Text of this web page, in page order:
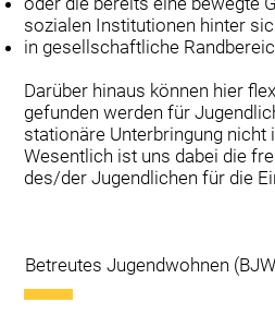
sozialen Institutionen hinter
in gesellschaftliche
Darüber hinaus können hier
gefunden werden für
stationäre Unterbringung nicht
Wesentlich ist uns dabei die
des/der Jugendlichen für die
Betreutes Jugendwohnen